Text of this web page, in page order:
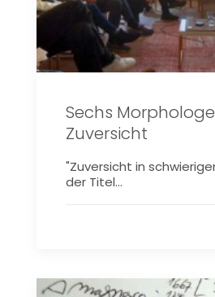
Sechs
Zuversicht
"Zuversicht in
der Titel…